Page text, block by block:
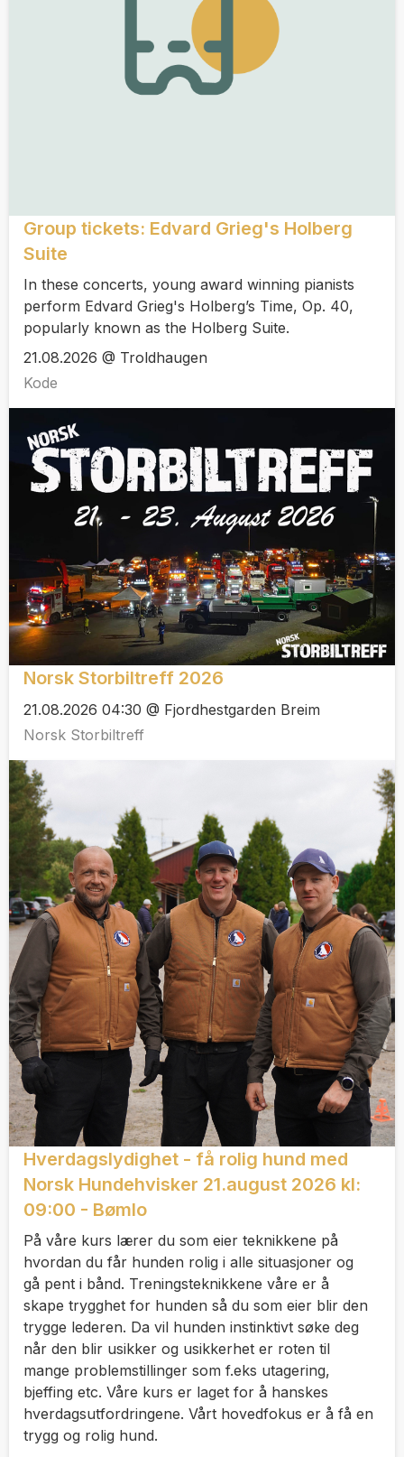
Group tickets: Edvard Grieg's Holberg
Suite
In these concerts, young award winning pianists
perform Edvard Grieg's Holberg’s Time, Op. 40,
popularly known as the Holberg Suite.
21.08.2026 @ Troldhaugen
Kode
Norsk Storbiltreff 2026
21.08.2026 04:30 @ Fjordhestgarden Breim
Norsk Storbiltreff
Hverdagslydighet - få rolig hund med
Norsk Hundehvisker 21.august 2026 kl:
09:00 - Bømlo
På våre kurs lærer du som eier teknikkene på
hvordan du får hunden rolig i alle situasjoner og
gå pent i bånd. Treningsteknikkene våre er å
skape trygghet for hunden så du som eier blir den
trygge lederen. Da vil hunden instinktivt søke deg
når den blir usikker og usikkerhet er roten til
mange problemstillinger som f.eks utagering,
bjeffing etc. Våre kurs er laget for å hanskes
hverdagsutfordringene. Vårt hovedfokus er å få en
trygg og rolig hund.